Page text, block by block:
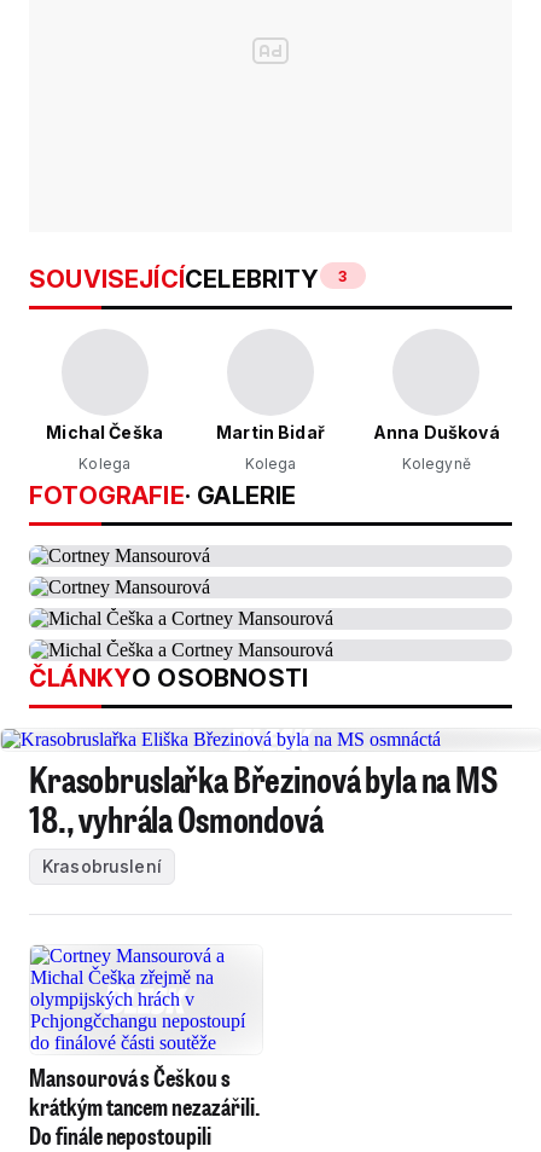
SOUVISEJÍCÍCELEBRITY 3
Michal Češka
Kolega
Martin Bidař
Kolega
Anna Dušková
Kolegyně
FOTOGRAFIE· GALERIE
ČLÁNKYO OSOBNOSTI
Krasobruslařka Březinová byla na MS
18., vyhrála Osmondová
Krasobruslení
Mansourová s Češkou s
krátkým tancem nezazářili.
Do finále nepostoupili